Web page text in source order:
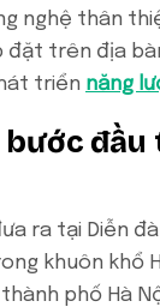
nghệ thân
đặt trên địa
triển năng
bước
ra tại Diễn
khuôn khổ
thành phố Hà